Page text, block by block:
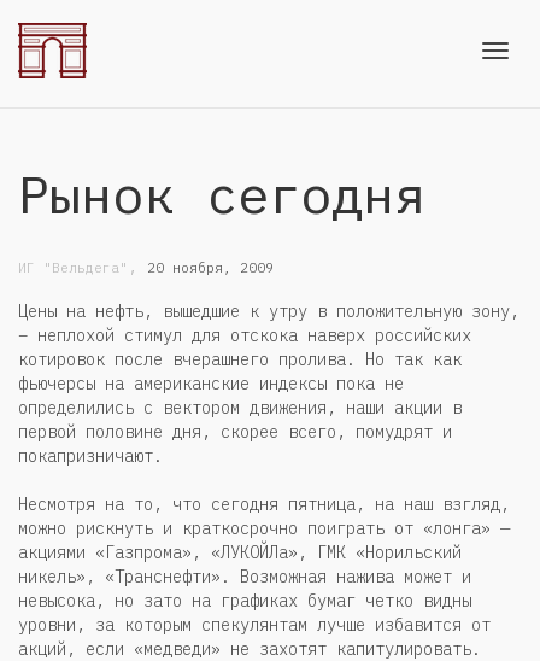
Рынок сегодня
ИГ "Вельдега" , 20 ноября, 2009
Цены на нефть, вышедшие к утру в положительную зону,
– неплохой стимул для отскока наверх российских
котировок после вчерашнего пролива. Но так как
фьючерсы на американские индексы пока не
определились с вектором движения, наши акции в
первой половине дня, скорее всего, помудрят и
покапризничают.
Несмотря на то, что сегодня пятница, на наш взгляд,
можно рискнуть и краткосрочно поиграть от «лонга» —
акциями «Газпрома», «ЛУКОЙЛа», ГМК «Норильский
никель», «Транснефти». Возможная нажива может и
невысока, но зато на графиках бумаг четко видны
уровни, за которым спекулянтам лучше избавится от
акций, если «медведи» не захотят капитулировать.